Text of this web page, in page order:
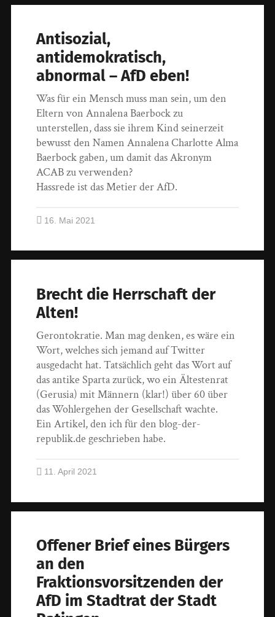
Antisozial,
antidemokratisch,
abnormal – AfD eben!
Was für ein Mensch muss man sein, um den
Eltern von Annalena Baerbock zu
unterstellen, dass sie ihrem Kind seinerzeit
bewusst den Namen Annalena Charlotte Alma
Baerbock gaben, um damit das Akronym
ACAB zu verwenden?
Hassrede ist das Metier der AfD.
16. Mai 2021
Brecht die Herrschaft der
Alten!
Gerontokratie. Man mag denken, es wäre ein
Wort, welches sich jemand auf Twitter
ausgedacht hat. Tatsächlich geht das Wort auf
das antike Sparta zurück, wo ein Ältestenrat
(Gerusia) mit Männern (klar!) über 60 über
das Wohlergehen der Gesellschaft wachte.
Ein Artikel, den ich für den blog-der-
republik.de geschrieben habe.
11. April 2021
Offener Brief eines Bürgers
an den
Fraktionsvorsitzenden der
AfD im Stadtrat der Stadt